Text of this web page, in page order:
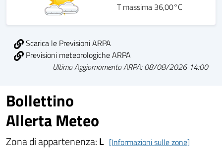
T massima 36,00°C
Scarica le Previsioni ARPA
Previsioni meteorologiche ARPA
Ultimo Aggiornamento ARPA: 08/08/2026 14:00
Bollettino
Allerta Meteo
Zona di appartenenza:L [Informazioni sulle zone]